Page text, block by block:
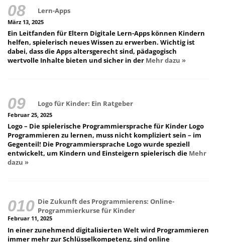
Lern-Apps
März 13, 2025
Ein Leitfanden für Eltern Digitale Lern-Apps können Kindern
helfen, spielerisch neues Wissen zu erwerben. Wichtig ist
dabei, dass die Apps altersgerecht sind, pädagogisch
wertvolle Inhalte bieten und sicher in der Mehr dazu »
Logo für Kinder: Ein Ratgeber
Februar 25, 2025
Logo – Die spielerische Programmiersprache für Kinder Logo
Programmieren zu lernen, muss nicht kompliziert sein – im
Gegenteil! Die Programmiersprache Logo wurde speziell
entwickelt, um Kindern und Einsteigern spielerisch die Mehr
dazu »
Die Zukunft des Programmierens: Online-
Programmierkurse für Kinder
Februar 11, 2025
In einer zunehmend digitalisierten Welt wird Programmieren
immer mehr zur Schlüsselkompetenz, sind online